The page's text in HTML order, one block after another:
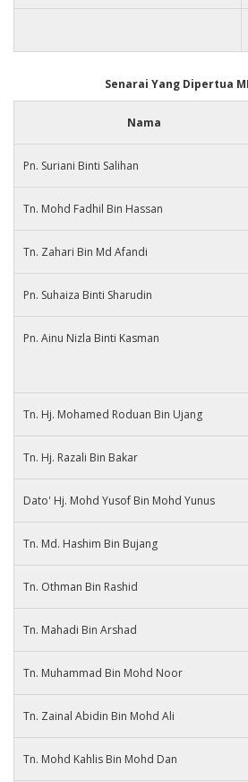
Senarai Yang Dipertua
Nama
Pn. Suriani Binti Salihan
Tn. Mohd Fadhil Bin Hassan
Tn. Zahari Bin Md Afandi
Pn. Suhaiza Binti Sharudin
Pn. Ainu Nizla Binti Kasman
Tn. Hj. Mohamed Roduan Bin Ujang
Tn. Hj. Razali Bin Bakar
Dato' Hj. Mohd Yusof Bin Mohd Yunus
Tn. Md. Hashim Bin Bujang
Tn. Othman Bin Rashid
Tn. Mahadi Bin Arshad
Tn. Muhammad Bin Mohd Noor
Tn. Zainal Abidin Bin Mohd Ali
Tn. Mohd Kahlis Bin Mohd Dan